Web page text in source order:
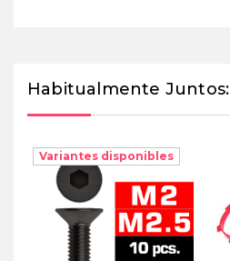
Habitualmente Juntos:
Variantes disponibles